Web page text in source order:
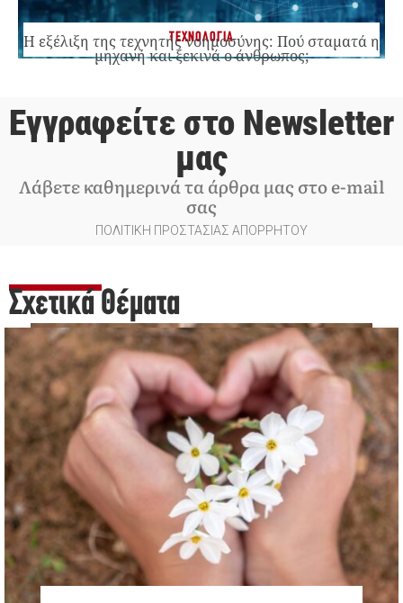
ΤΕΧΝΟΛΟΓΙΑ
Η εξέλιξη της τεχνητής νοημοσύνης: Πού σταματά η
μηχανή και ξεκινά ο άνθρωπος;
Εγγραφείτε στο Newsletter
μας
Λάβετε καθημερινά τα άρθρα μας στο e-mail
σας
ΠΟΛΙΤΙΚΗ ΠΡΟΣΤΑΣΙΑΣ ΑΠΟΡΡΗΤΟΥ
Σχετικά Θέματα